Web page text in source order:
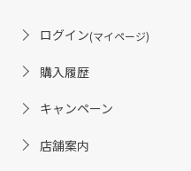
ログイン(マイページ)
購入履歴
キャンペーン
店舗案内